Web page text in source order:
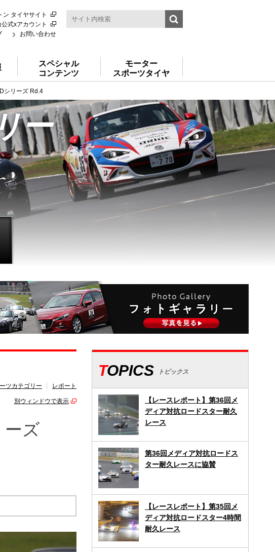
ン タイヤサイト
式xアカウント
お問い合わせ
スペシャル
コンテンツ
モーター
スポーツタイヤ
シリーズ Rd.4
ー
ツカテゴリー レポート
別ウィンドウで表示
ーズ
TOPICS トピックス
【レースレポート】第36回メ
ディア対抗ロードスター耐久
レース
第36回メディア対抗ロードス
ター耐久レースに協賛
【レースレポート】第35回メ
ディア対抗ロードスター4時間
耐久レース